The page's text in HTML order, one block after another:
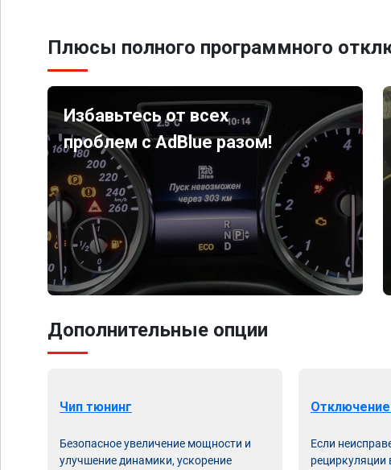
Плюсы полного программного
Избавьтесь от всех
проблем с AdBlue разом!
Дополнительные опции
Чип тюнинг
Безопасное увеличение мощности и
улучшение динамики, ускорение
Если
рециркуляции